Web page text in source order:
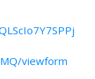
viewform